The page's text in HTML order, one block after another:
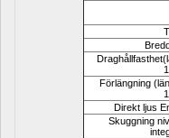
Förlängning
Direkt ljus
Skuggning